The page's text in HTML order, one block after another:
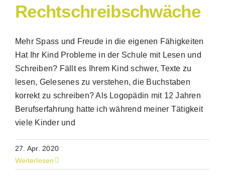
Rechtschreibschwäche
Mehr Spass und Freude in die eigenen Fähigkeiten
Hat Ihr Kind Probleme in der Schule mit Lesen und
Schreiben? Fällt es Ihrem Kind schwer, Texte zu
lesen, Gelesenes zu verstehen, die Buchstaben
korrekt zu schreiben? Als Logopädin mit 12 Jahren
Berufserfahrung hatte ich während meiner Tätigkeit
viele Kinder und
27. Apr. 2020
Weiterlesen